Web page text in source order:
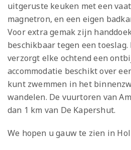
uitgeruste keuken met een
magnetron, en een eigen
Voor extra gemak zijn
beschikbaar tegen een
verzorgt elke ochtend een
accommodatie beschikt over
kunt zwemmen in het
wandelen. De vuurtoren van
dan 1 km van De Kapershut.
We hopen u gauw te zien in